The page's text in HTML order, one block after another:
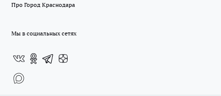
Про Город Краснодара
Мы в социальных сетях